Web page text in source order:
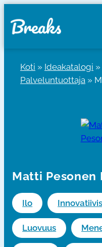
sisältöön
Koti » Ideakatalogi »
Palveluntuottaja »
Matti Pesonen
Ilo
Luovuus